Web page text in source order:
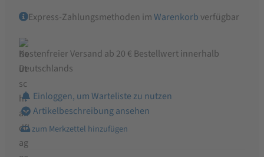
Express-Zahlungsmethoden imWarenkorb verfügbar
Kostenfreier Versand ab 20 € Bestellwert innerhalb
Deutschlands
Einloggen, um Warteliste zu nutzen
Artikelbeschreibung ansehen